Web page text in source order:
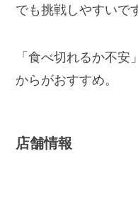
でも挑戦しやすいで
「食べ切れるか不
からがおすすめ。
店舗情報